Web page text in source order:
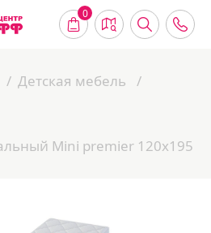
0
Детская мебель
Mini premier 120х195